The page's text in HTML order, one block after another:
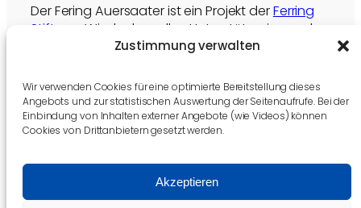
Zustimmung verwalten
Wir verwenden Cookies für eine optimierte Bereitstellung dieses
Angebots und zur statistischen Auswertung der Seitenaufrufe. Bei der
Einbindung von Inhalten externer Angebote (wie Videos) können
Cookies von Drittanbietern gesetzt werden.
Akzeptieren
Der Fering Auersaater ist ein Projekt derFerring
Stiftung
. Wir danken allen Unterstützer:innen der
Ferring Stiftung für ihr Engangement. Ohne ihre
möglich.
Die Ferring Stiftung unterstützen